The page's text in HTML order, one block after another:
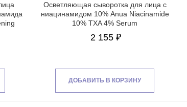
Осветляющая сыворотка для лица с
ниацинамидом 10% Anua Niacinamide
10% TXA 4% Serum
2 155 ₽
ДОБАВИТЬ В КОРЗИНУ